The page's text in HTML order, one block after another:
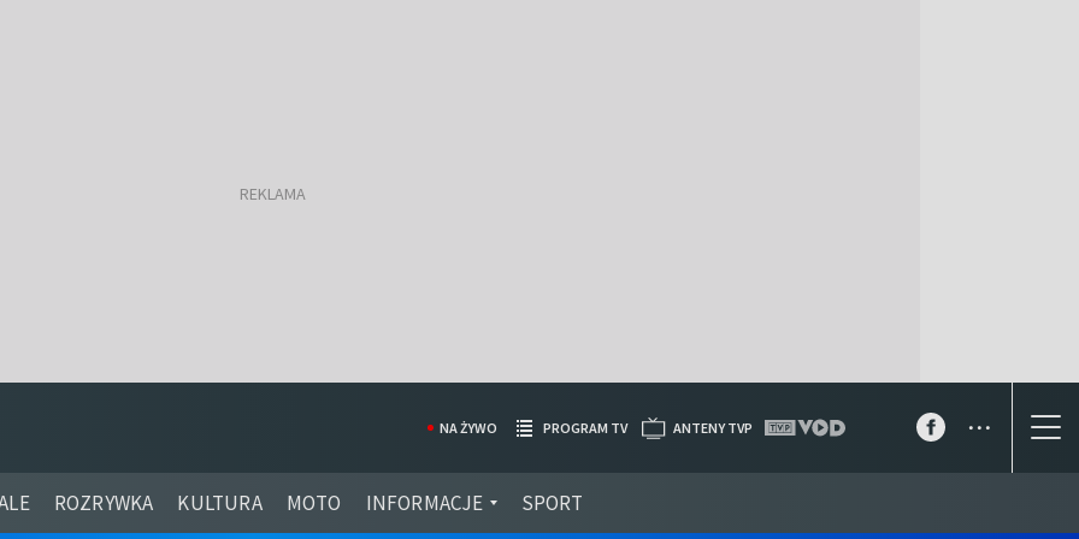
ROZRYWKA KULTURA MOTO INFORMACJE SPORT
NA ŻYWO PROGRAM TV ANTENY TVP ...